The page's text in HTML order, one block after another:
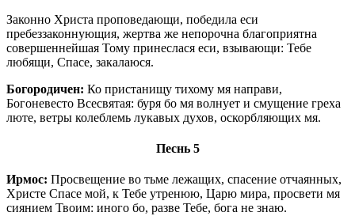
Законно Христа проповедающи, победила еси
пребеззаконнующия, жертва же непорочна благоприятна
совершеннейшая Тому принеслася еси, взывающи: Тебе
любящи, Спасе, закалаюся.
Богородичен: Ко пристанищу тихому мя направи,
Богоневесто Всесвятая: буря бо мя волнует и смущение греха
люте, ветры колеблемь лукавых духов, оскорбляющих мя.
Песнь 5
Ирмос: Просвещение во тьме лежащих, спасение отчаянных,
Христе Спасе мой, к Тебе утренюю, Царю мира, просвети мя
сиянием Твоим: иного бо, разве Тебе, бога не знаю.